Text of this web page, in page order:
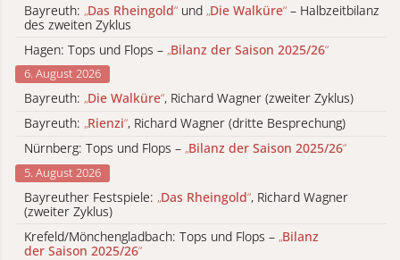
Bayreuth: „Das Rheingold“ und „Die Walküre“ – Halbzeitbilanz
des zweiten Zyklus
Hagen: Tops und Flops – „Bilanz der Saison 2025/26“
6. August 2026
Bayreuth: „Die Walküre“, Richard Wagner (zweiter Zyklus)
Bayreuth: „Rienzi“, Richard Wagner (dritte Besprechung)
Nürnberg: Tops und Flops – „Bilanz der Saison 2025/26“
5. August 2026
Bayreuther Festspiele: „Das Rheingold“, Richard Wagner
(zweiter Zyklus)
Krefeld/Mönchengladbach: Tops und Flops – „Bilanz
der Saison 2025/26“